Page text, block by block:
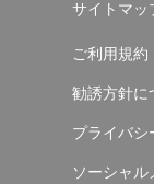
サイトマッ
ご利用規約
勧誘方針に
プライバシ
ソーシャル